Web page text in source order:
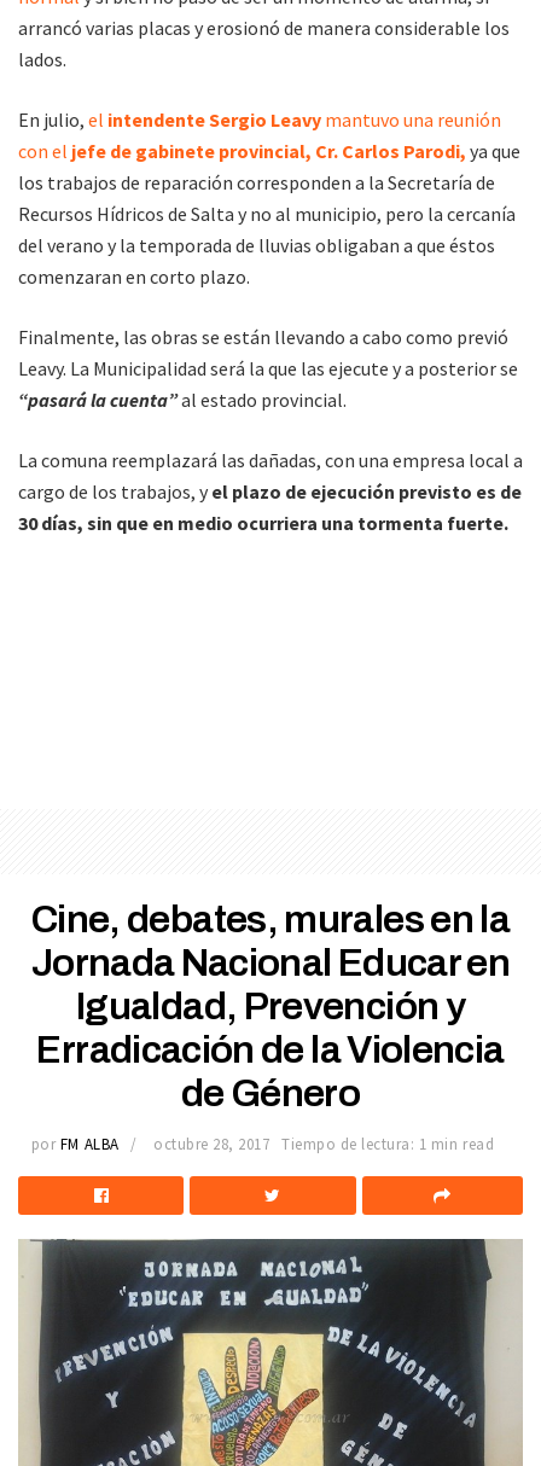
arrancó varias placas y erosionó de manera considerable los
lados.
En julio, el intendente Sergio Leavy mantuvo una reunión
con el jefe de gabinete provincial, Cr. Carlos Parodi, ya que
los trabajos de reparación corresponden a la Secretaría de
Recursos Hídricos de Salta y no al municipio, pero la cercanía
del verano y la temporada de lluvias obligaban a que éstos
comenzaran en corto plazo.
Finalmente, las obras se están llevando a cabo como previó
Leavy. La Municipalidad será la que las ejecute y a posterior se
“pasará la cuenta”al estado provincial.
La comuna reemplazará las dañadas, con una empresa local a
cargo de los trabajos, y el plazo de ejecución previsto es de
30 días, sin que en medio ocurriera una tormenta fuerte.
Cine, debates, murales en la
Jornada Nacional Educar en
Igualdad, Prevención y
Erradicación de la Violencia
de Género
por FM ALBA octubre 28, 2017 Tiempo de lectura: 1 min read